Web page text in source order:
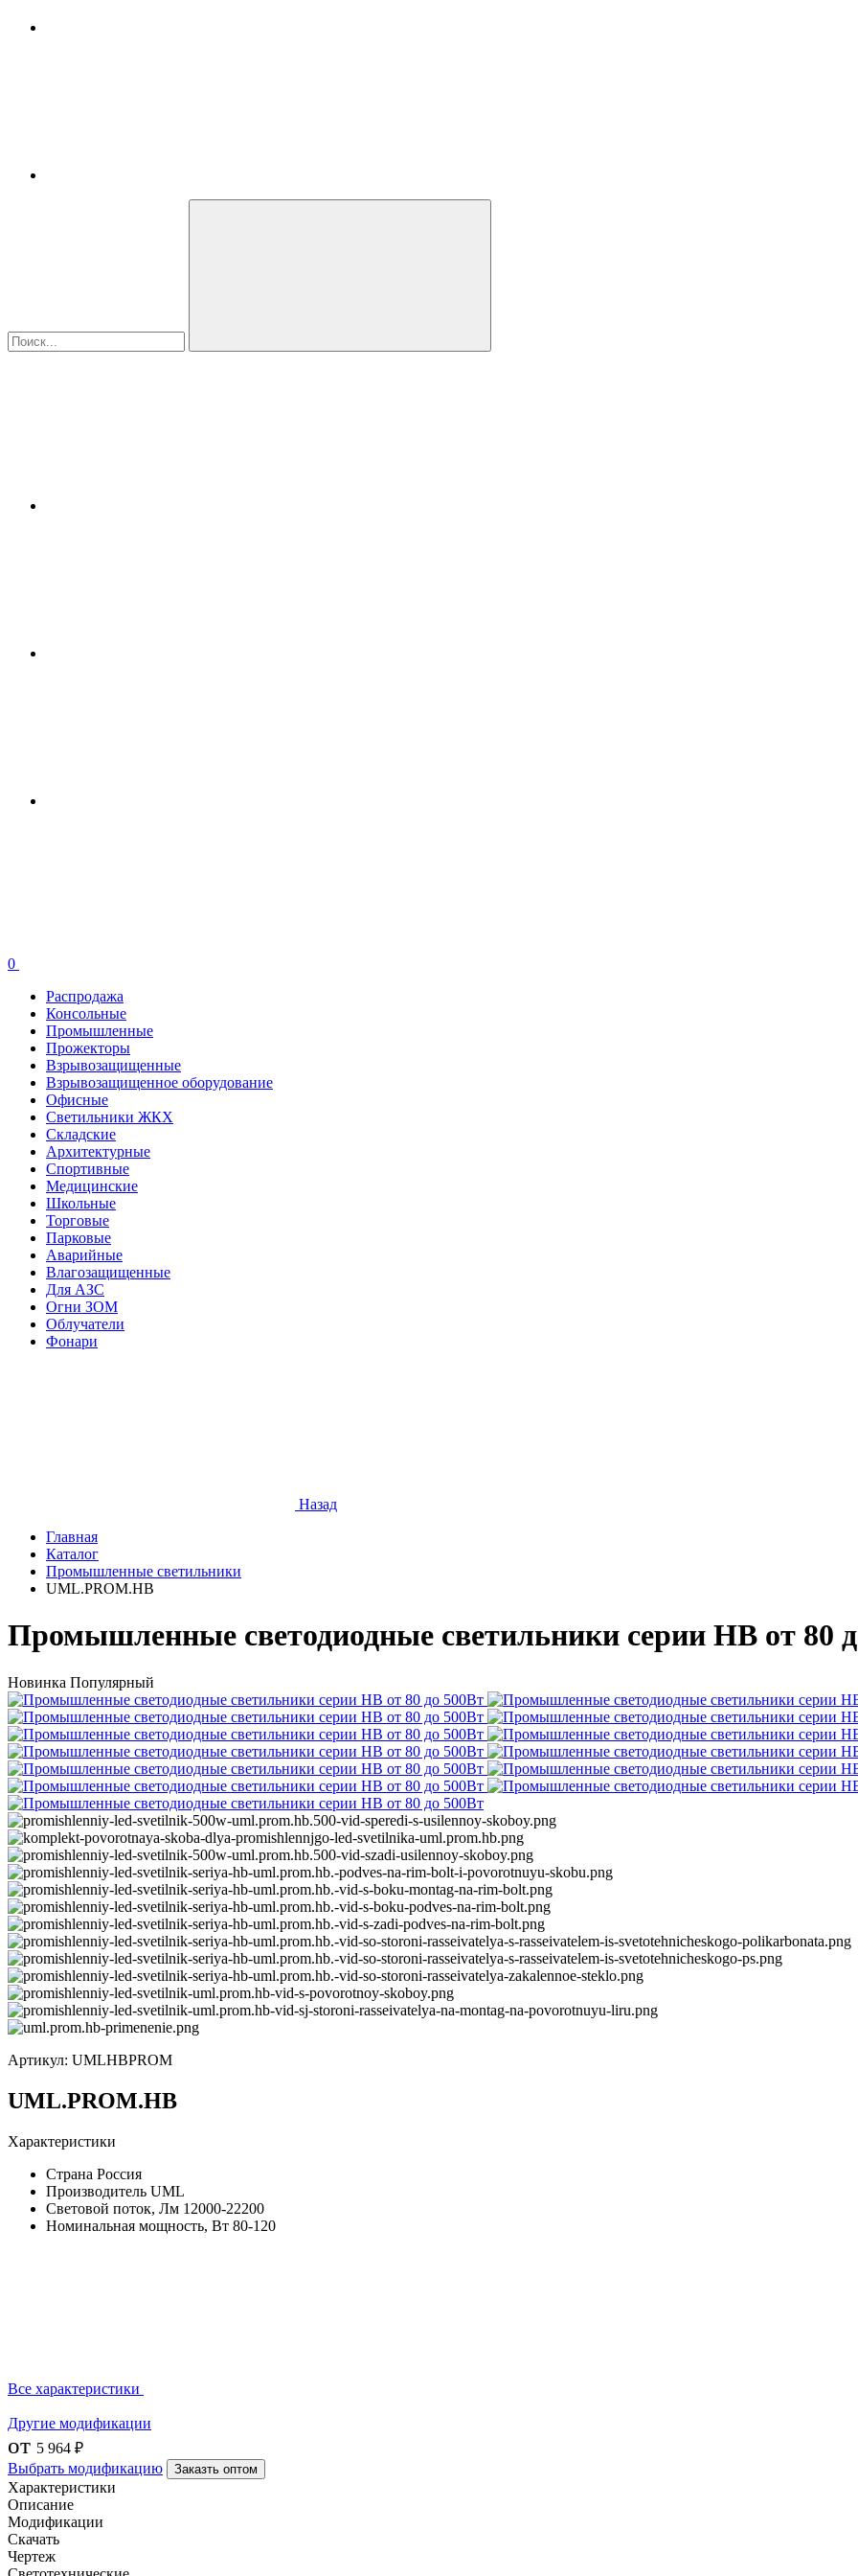
0
Распродажа
Консольные
Промышленные
Прожекторы
Взрывозащищенные
Взрывозащищенное оборудование
Офисные
Cветильники ЖКХ
Складские
Архитектурные
Спортивные
Медицинские
Школьные
Торговые
Парковые
Аварийные
Влагозащищенные
Для АЗС
Огни ЗОМ
Облучатели
Фонари
Назад
Главная
Каталог
Промышленные светильники
UML.PROM.HB
Промышленные светодиодные светильники серии HB от 80
Новинка Популярный
Артикул: UMLHBPROM
UML.PROM.HB
Характеристики
Страна Россия
Производитель UML
Световой поток, Лм 12000-22200
Номинальная мощность, Вт 80-120
Все характеристики
Другие модификации
от 5 964 ₽
Выбрать модификацию
Заказть оптом
Характеристики
Описание
Модификации
Скачать
Чертеж